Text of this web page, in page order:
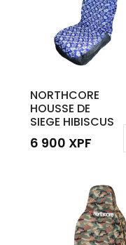
NORTHCORE
HOUSSE DE
SIEGE HIBISCUS
6 900 XPF